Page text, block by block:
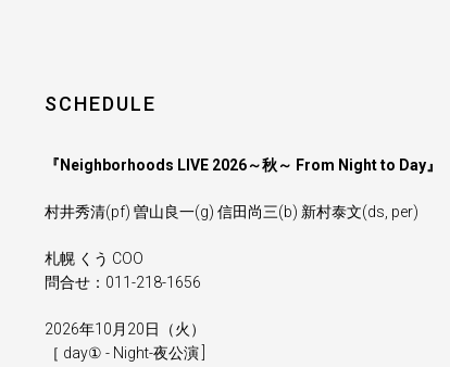
SCHEDULE
『Neighborhoods LIVE 2026～秋～ From Night to Day』
村井秀清(pf) 曽山良一(g) 信田尚三(b) 新村泰文(ds, per)
札幌 くう COO
問合せ：011-218-1656
2026年10月20日（火）
［ day① - Night-夜公演 ]